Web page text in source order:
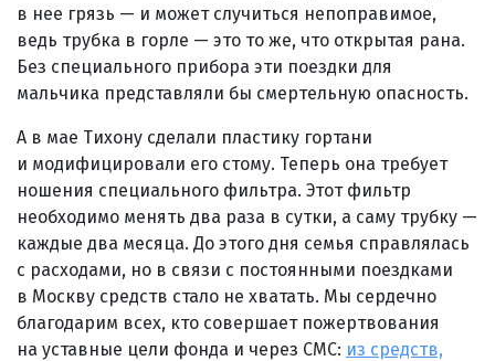
в нее грязь — и может случиться непоправимое,
ведь трубка в горле — это то же, что открытая рана.
Без специального прибора эти поездки для
мальчика представляли бы смертельную опасность.
А в мае Тихону сделали пластику гортани
и модифицировали его стому. Теперь она требует
ношения специального фильтра. Этот фильтр
необходимо менять два раза в сутки, а саму трубку —
каждые два месяца. До этого дня семья справлялась
с расходами, но в связи с постоянными поездками
в Москву средств стало не хватать. Мы сердечно
благодарим всех, кто совершает пожертвования
на уставные цели фонда и через СМС: из средств,